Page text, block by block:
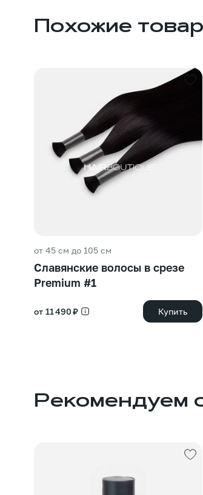
Похожие
от 45 см до 105 см
Славянские волосы в срезе
Premium #1
от 11 490 ₽ Купить
Рекомендуем